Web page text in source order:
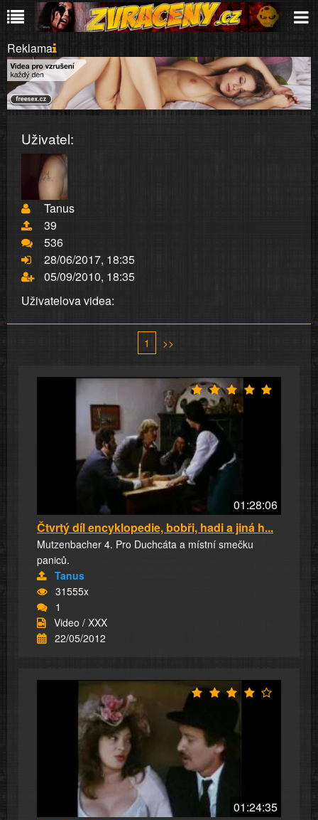
Reklama
Uživatel:
Tanus
39
536
28/06/2017, 18:35
05/09/2010, 18:35
Uživatelova videa:
1 >>
01:28:06
Čtvrtý díl encyklopedie, bobři, hadi a jiná h...
Mutzenbacher 4. Pro Duchcáta a místní smečku
paniců.
Tanus
31555x
1
Video / XXX
22/05/2012
01:24:35